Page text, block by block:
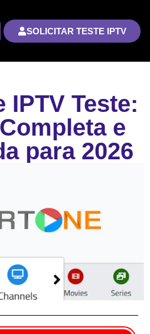
SOLICITAR TESTE IPTV
IPTV Teste:
e
para 2026